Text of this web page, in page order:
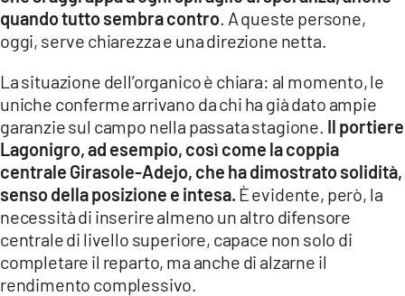
ILVIBONESE.IT
LACAPITALENEWS.IT
App
ANDROID
APPLE
quando tutto sembra contro . A queste persone,
oggi, serve chiarezza e una direzione netta.
La situazione dell’organico è chiara: al momento, le
uniche conferme arrivano da chi ha già dato ampie
garanzie sul campo nella passata stagione. Il portiere
Lagonigro, ad esempio, così come la coppia
centrale Girasole-Adejo, che ha dimostrato solidità,
senso della posizione e intesa. È evidente, però, la
necessità di inserire almeno un altro difensore
centrale di livello superiore, capace non solo di
completare il reparto, ma anche di alzarne il
rendimento complessivo.